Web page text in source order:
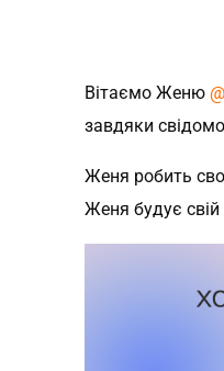
Вітаємо Женю
завдяки
Женя робить
Женя будує